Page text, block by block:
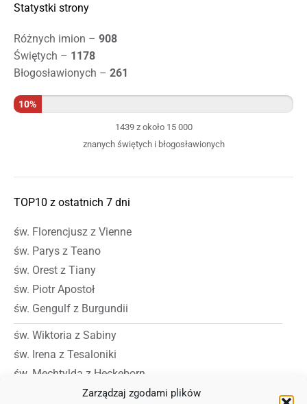
Zarządzaj zgodami plików
Statystki strony
Różnych imion – 908
Świętych – 1178
Błogosławionych – 261
10%
1439 z około 15 000
znanych świętych i błogosławionych
TOP10 z ostatnich 7 dni
św. Florencjusz z Vienne
św. Parys z Teano
św. Orest z Tiany
św. Piotr Apostoł
św. Gengulf z Burgundii
św. Wiktoria z Sabiny
św. Irena z Tesaloniki
św. Mechtylda z Heckeborn